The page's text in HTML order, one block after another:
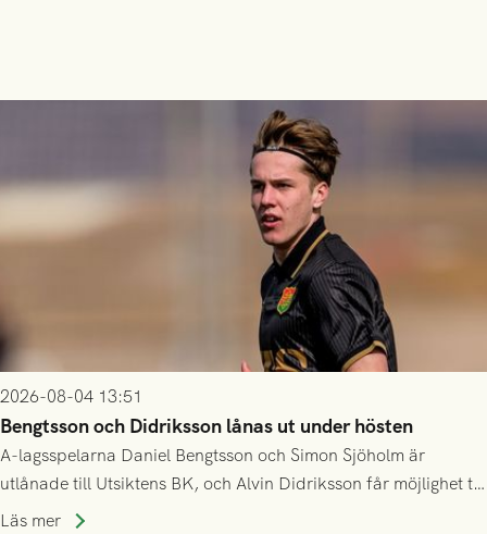
2026-08-04 13:51
Bengtsson och Didriksson lånas ut under hösten
A-lagsspelarna Daniel Bengtsson och Simon Sjöholm är
utlånade till Utsiktens BK, och Alvin Didriksson får möjlighet till
speltid i Hestrafors genom föreningssamarbete.
Läs mer